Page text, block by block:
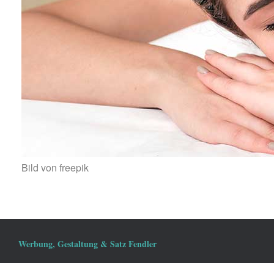
Bild von freepik
Werbung, Gestaltung & Satz Fendler